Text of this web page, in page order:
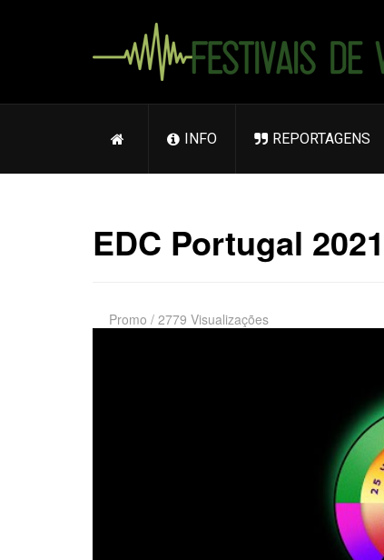
INFO REPORTAGENS
EDC Portugal
Promo / 2779 Visualizações